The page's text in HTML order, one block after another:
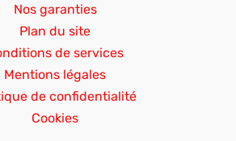
Nos garanties
Plan du site
de services
Mentions légales
de confidentialité
Cookies